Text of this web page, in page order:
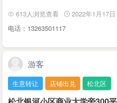
613人浏览查看 2022年1月17日
电话：13263501117
游客
生意转让 店铺出兑 松北区